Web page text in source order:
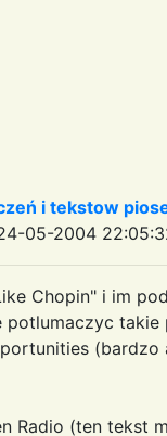
i tekstow
05-2004
Chopin" i im
potlumaczyc takie
Radio (ten tekst